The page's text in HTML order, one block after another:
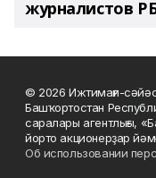
журналистов
© 2026 Ижтимағи-
Башҡортостан
саралары агентлығы,
йорто акционерҙар
Об использовании